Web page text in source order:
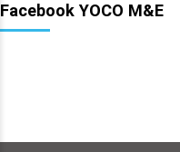
Facebook YOCO M&E